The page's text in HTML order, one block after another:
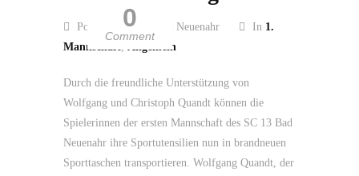
0
Comment
Posted by SC 13 Bad Neuenahr In 1.
Mannschaft, Allgemein
Durch die freundliche Unterstützung von
Wolfgang und Christoph Quandt können die
Spielerinnen der ersten Mannschaft des SC 13 Bad
Neuenahr ihre Sportutensilien nun in brandneuen
Sporttaschen transportieren. Wolfgang Quandt, der